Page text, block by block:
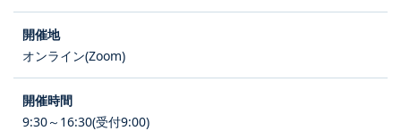
オンライン(Zoom)
9:30～16:30(受付9:00)